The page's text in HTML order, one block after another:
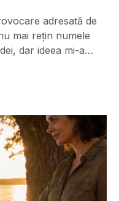
adresată de
mai rețin numele
dar ideea mi-a
în mine.
Imaginează-ți că,